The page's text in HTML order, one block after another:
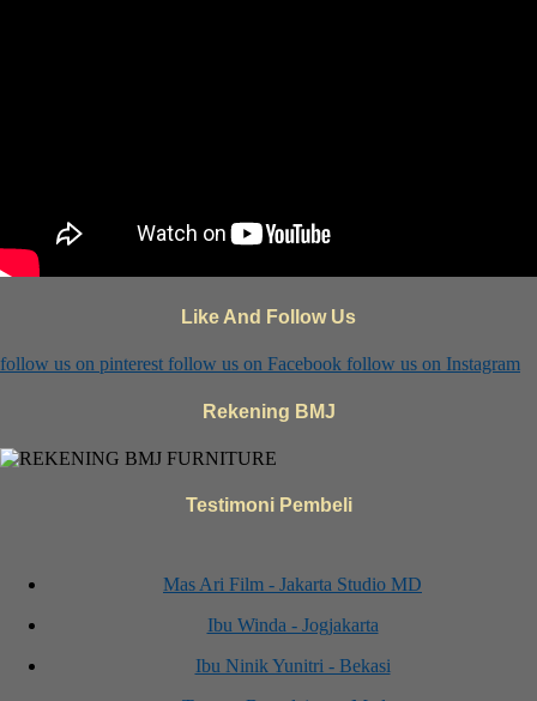
Like And Follow Us
follow us on pinterest follow us on Facebook follow us on Instagram
Rekening BMJ
Testimoni Pembeli
Mas Ari Film - Jakarta Studio MD
Ibu Winda - Jogjakarta
Ibu Ninik Yunitri - Bekasi